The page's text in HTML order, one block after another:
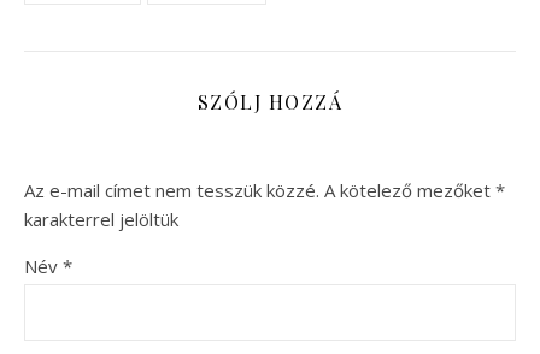
SZÓLJ HOZZÁ
Az e-mail címet nem tesszük közzé. A kötelező mezőket *
karakterrel jelöltük
Név *